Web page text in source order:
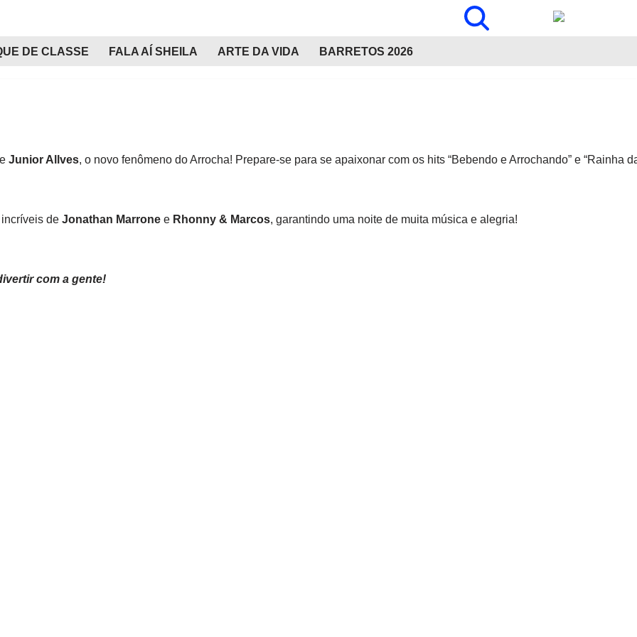
DE CLASSE FALA AÍ SHEILA ARTE DA VIDA BARRETOS 2026
Junior Allves, o novo fenômeno do Arrocha! Prepare-se para se apaixonar com os hits “Bebendo e Arrochando” e “Rainha
de Jonathan Marrone e Rhonny & Marcos, garantindo uma noite de muita música e alegria!
com a gente!